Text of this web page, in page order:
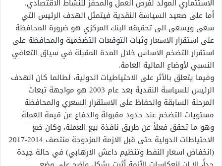
الاستثماري المولد لفرص العمل والمحفز للنشاط الاقتصادي.
أما على صعيد السياسة النقدية فيتمثل الهدف الرئيس التي
سعى ويسعى الى تحقيقه البنك المركزي هو ضرورة المحافظة
على استقرار الاسعار وثبات التوقعات التضخمية والمحافظة على
استقرار التضخم الاساس خلال المدة المقبلة في سياق التعافي
النسبي لأوضاع المالية العامة.
وفيما يتعلق بالأثر على الاحتياطيات الدولية، لطالما كان الهدف
الرئيس للسياسة النقدية بعد عام 2003 هو مواجهة تبعات
المرحلة السابقة والحفاظ على الاستقرار السعري والمحافظة
مستويات التضخم عند حدود مقبولة والدفاع عن قيمة العملة
وهو ما تحقق فعلاً عن طريق نافذة بيع العملة، وكان ضع
الاحتياطات الدولية حتى قبل الازمة المزدوجة منتصف 2014-2017
(انخفاض اسعار النفط وتنظيم داعش الارهابي) في حالة جيدة